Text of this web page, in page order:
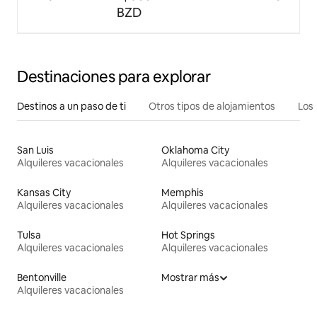
BZD
Destinaciones para explorar
Destinos a un paso de ti Otros tipos de alojamientos
San Luis
Alquileres vacacionales
Oklahoma City
Alquileres vacacionales
Kansas City
Alquileres vacacionales
Memphis
Alquileres vacacionales
Tulsa
Alquileres vacacionales
Hot Springs
Alquileres vacacionales
Bentonville
Alquileres vacacionales
Mostrar más